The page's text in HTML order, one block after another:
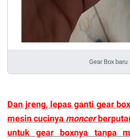
Gear Box baru
Dan jreng, lepas ganti gear
mesin cucinya moncer
untuk gear boxnya tanpa